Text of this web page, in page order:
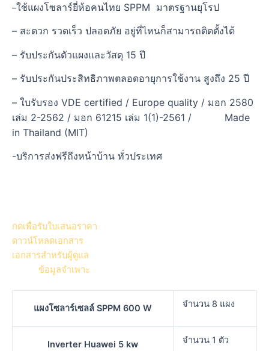
–ใช้แผงโซลาร์ยี่ห้อคนไทย SPPM มาตรฐานยุโรป
– สะดวก รวดเร็ว ปลอดภัย อยู่ที่ไหนก็สามารถติดตั้งได้
– รับประกันตัวแผงและวัสดุ 15 ปี
– รับประกันประสิทธิภาพตลอดอายุการใช้งาน สูงถึง 25 ปี
– ใบรับรอง VDE certified / Europe quality / มอก 2580
เล่ม 2-2562 / มอก 61215 เล่ม 1(1)-2561 / Made
in Thailand (MIT)
-บริการส่งฟรีถึงหน้าบ้าน ทั่วประเทศ
กดเพื่อรับใบเสนอราคา
ดาวน์โหลดเอกสาร
เอกสารสำหรับผู้ดูแล
ข้อมูลจำเพาะ
แผงโซลาร์เซลล์ SPPM 600 W จำนวน 8 แผง
Inverter Huawei 5 kw จำนวน 1 ตัว